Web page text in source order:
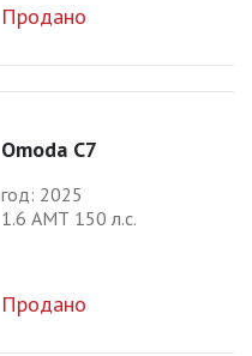
Продано
Omoda C7
год: 2025
1.6 АМТ 150 л.с.
Продано